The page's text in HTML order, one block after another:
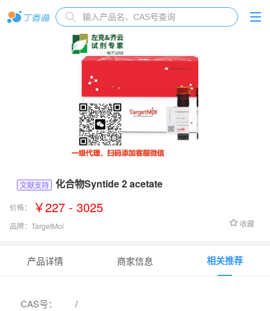
文献支持 化合物Syntide 2 acetate
价格： ￥227 - 3025
品牌： TargetMol 收藏
产品详情 商家信息 相关推荐
CAS号：
/